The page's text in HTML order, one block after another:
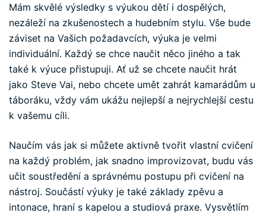
Mám skvělé výsledky s výukou dětí i dospělých,
nezáleží na zkušenostech a hudebním stylu. Vše bude
záviset na Vašich požadavcích, výuka je velmi
individuální. Každý se chce naučit něco jiného a tak
také k výuce přistupuji. Ať už se chcete naučit hrát
jako Steve Vai, nebo chcete umět zahrát kamarádům u
táboráku, vždy vám ukážu nejlepší a nejrychlejší cestu
k vašemu cíli.
Naučím vás jak si můžete aktivně tvořit vlastní cvičení
na každý problém, jak snadno improvizovat, budu vás
učit soustředění a správnému postupu při cvičení na
nástroj. Součástí výuky je také základy zpěvu a
intonace, hraní s kapelou a studiová praxe. Vysvětlím